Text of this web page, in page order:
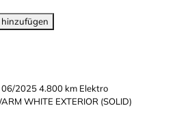
hinzufügen
06/20254.800 km Elektro
WHITE EXTERIOR (SOLID)